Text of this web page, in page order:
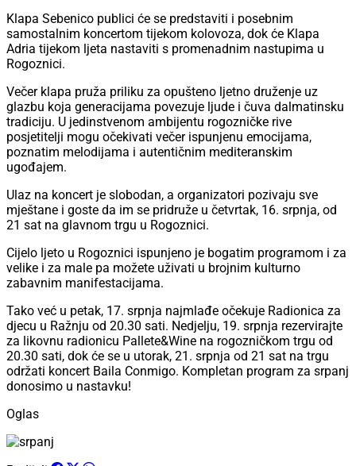
Klapa Sebenico publici će se predstaviti i posebnim
samostalnim koncertom tijekom kolovoza, dok će Klapa
Adria tijekom ljeta nastaviti s promenadnim nastupima u
Rogoznici.
Večer klapa pruža priliku za opušteno ljetno druženje uz
glazbu koja generacijama povezuje ljude i čuva dalmatinsku
tradiciju. U jedinstvenom ambijentu rogozničke rive
posjetitelji mogu očekivati večer ispunjenu emocijama,
poznatim melodijama i autentičnim mediteranskim
ugođajem.
Ulaz na koncert je slobodan, a organizatori pozivaju sve
mještane i goste da im se pridruže u četvrtak, 16. srpnja, od
21 sat na glavnom trgu u Rogoznici.
Cijelo ljeto u Rogoznici ispunjeno je bogatim programom i za
velike i za male pa možete uživati u brojnim kulturno
zabavnim manifestacijama.
Tako već u petak, 17. srpnja najmlađe očekuje Radionica za
djecu u Ražnju od 20.30 sati. Nedjelju, 19. srpnja rezervirajte
za likovnu radionicu Pallete&Wine na rogozničkom trgu od
20.30 sati, dok će se u utorak, 21. srpnja od 21 sat na trgu
održati koncert Baila Conmigo. Kompletan program za srpanj
donosimo u nastavku!
Oglas